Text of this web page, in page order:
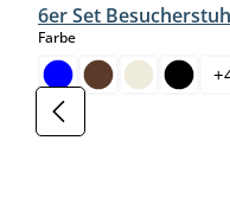
6er Set
Farbeauswählen
+